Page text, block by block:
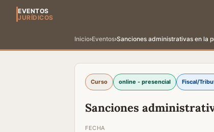
EVENTOS
JURÍDICOS
Inicio›Eventos›Sanciones administrativas en la
Curso online - presencial Fiscal/
Sanciones
FECHA